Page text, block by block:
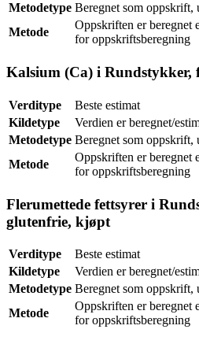
Metodetype Beregnet som oppskrift,
Metode
Oppskriften er beregnet
for oppskriftsberegning
Kalsium (Ca) i Rundstykker,
Verditype
Beste estimat
Kildetype
Verdien er beregnet/
Metodetype Beregnet som oppskrift,
Metode
Oppskriften er beregnet
for oppskriftsberegning
Flerumettede fettsyrer i
glutenfrie, kjøpt
Verditype
Beste estimat
Kildetype
Verdien er beregnet/
Metodetype Beregnet som oppskrift,
Metode
Oppskriften er beregnet
for oppskriftsberegning